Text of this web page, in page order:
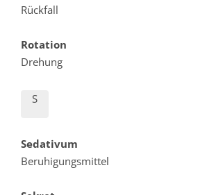
Rückfall
Rotation
Drehung
S
Sedativum
Beruhigungsmittel